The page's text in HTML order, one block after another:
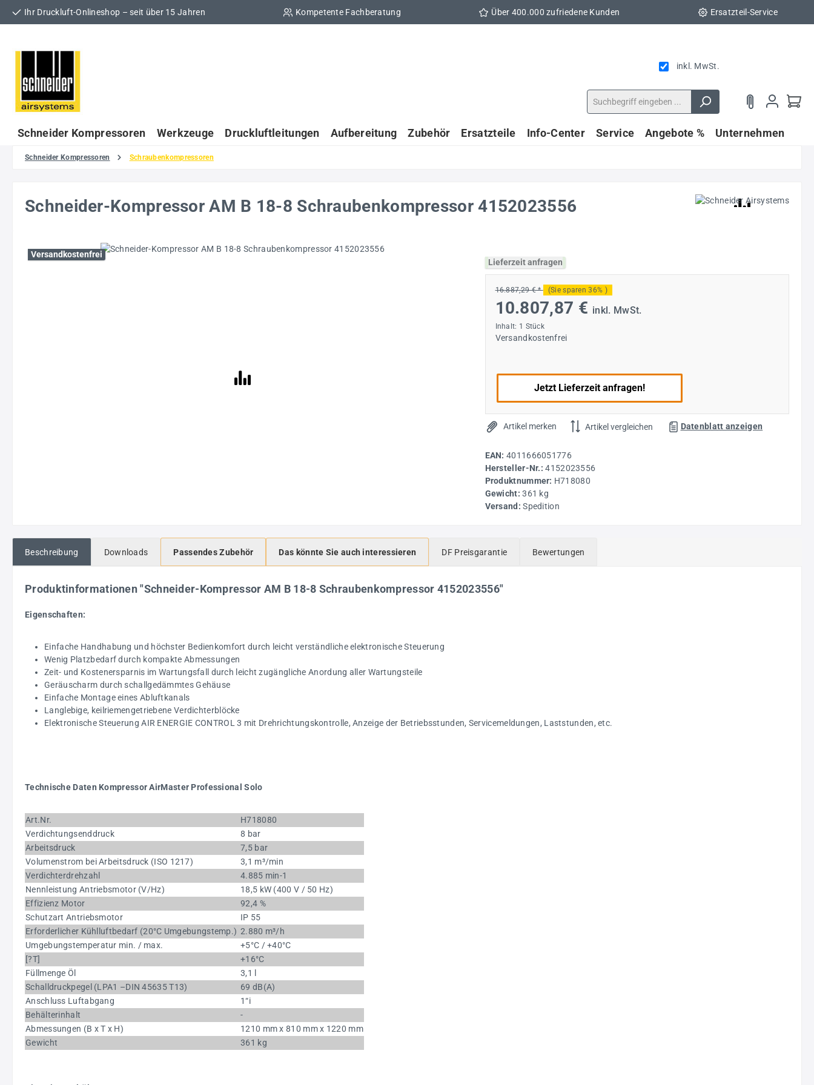
Hauptinhalt springen
Zur Suche springen
Zur Hauptnavigation springen
Ihr Druckluft-Onlineshop – seit über 15 Jahren Kompetente Fachberatung Über 400.000 zufriedene Kunden Ersatzteil-Service
inkl. MwSt.
Schneider Kompressoren Werkzeuge Druckluftleitungen Aufbereitung Zubehör Ersatzteile Info-Center Service Angebote % Unternehmen
Schneider Kompressoren Schraubenkompressoren
Schneider-Kompressor AM B 18-8 Schraubenkompressor 4152023556
Bildergalerie überspringen
Versandkostenfrei
Lieferzeit anfragen
16.887,29 € * (Sie sparen 36% )
10.807,87 € inkl. MwSt.
Inhalt: 1 Stück
Versandkostenfrei
Jetzt Lieferzeit anfragen!
Artikel merken Artikel vergleichen Datenblatt anzeigen
EAN: 4011666051776
Hersteller-Nr.:4152023556
Produktnummer: H718080
Gewicht:361 kg
Versand:Spedition
Beschreibung Downloads Passendes Zubehör Das könnte Sie auch interessieren DF Preisgarantie Bewertungen
Produktinformationen "Schneider-Kompressor AM B 18-8 Schraubenkompressor 4152023556"
Eigenschaften:
Einfache Handhabung und höchster Bedienkomfort durch leicht verständliche elektronische Steuerung
Wenig Platzbedarf durch kompakte Abmessungen
Zeit- und Kostenersparnis im Wartungsfall durch leicht zugängliche Anordung aller Wartungsteile
Geräuscharm durch schallgedämmtes Gehäuse
Einfache Montage eines Abluftkanals
Langlebige, keilriemengetriebene Verdichterblöcke
Elektronische Steuerung AIR ENERGIE CONTROL 3 mit Drehrichtungskontrolle, Anzeige der Betriebsstunden, Servicemeldungen, Laststunden, etc.
Technische Daten Kompressor AirMaster Professional Solo
Art.Nr.
H718080
Verdichtungsenddruck
8 bar
Arbeitsdruck
7,5 bar
Volumenstrom bei Arbeitsdruck (ISO 1217)
3,1 m³/min
Verdichterdrehzahl
4.885 min-1
Nennleistung Antriebsmotor (V/Hz)
18,5 kW (400 V / 50 Hz)
Effizienz Motor
92,4 %
Schutzart Antriebsmotor
IP 55
Erforderlicher Kühlluftbedarf (20°C Umgebungstemp.) 2.880 m³/h
Umgebungstemperatur min. / max.
+5°C / +40°C
[?T]
+16°C
Füllmenge Öl
3,1 l
Schalldruckpegel (LPA1 –DIN 45635 T13)
69 dB(A)
Anschluss Luftabgang
1“i
Behälterinhalt
-
Abmessungen (B x T x H)
1210 mm x 810 mm x 1220 mm
Gewicht
361 kg